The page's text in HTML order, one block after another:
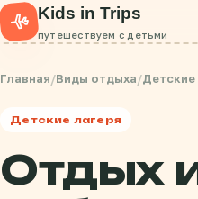
Kids in Trips
путешествуем с детьми
Главная/Виды отдыха/Детские
Детские лагеря
Отдых